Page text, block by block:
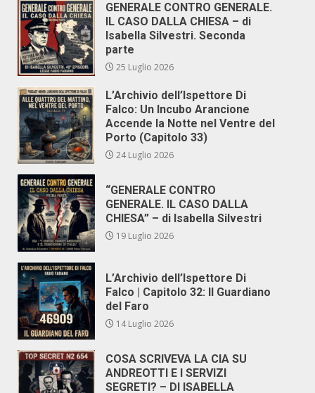
GENERALE CONTRO GENERALE.
IL CASO DALLA CHIESA – di
Isabella Silvestri. Seconda
parte
25 Luglio 2026
L’Archivio dell’Ispettore Di
Falco: Un Incubo Arancione
Accende la Notte nel Ventre del
Porto (Capitolo 33)
24 Luglio 2026
“GENERALE CONTRO
GENERALE. IL CASO DALLA
CHIESA” – di Isabella Silvestri
19 Luglio 2026
L’Archivio dell’Ispettore Di
Falco | Capitolo 32: Il Guardiano
del Faro
14 Luglio 2026
COSA SCRIVEVA LA CIA SU
ANDREOTTI E I SERVIZI
SEGRETI? – DI ISABELLA